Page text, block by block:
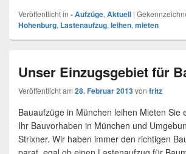
Veröffentlicht in - Aufzüge, Aktuell |
Hohenburg, Lastenaufzug, leihen, mieten
Unser Einzugsgebiet für
Veröffentlicht am 28. Februar 2013von fritz
Bauaufzüge in München leihen Mieten Sie
Ihr Bauvorhaben in München und
Strixner. Wir haben immer den richtigen